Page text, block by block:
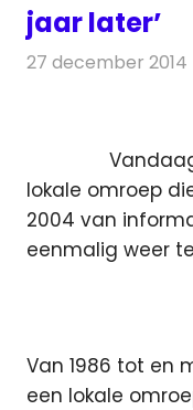
jaar later’
27 december 2014
lokale omroep
2004 van
eenmalig weer
Van 1986 tot en
een lokale